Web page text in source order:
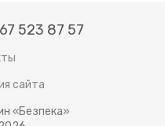
523 87 57
сайта
«Безпека»